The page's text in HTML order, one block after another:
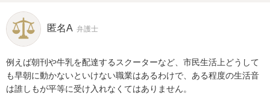
匿名A 弁護士
例えば朝刊や牛乳を配達するスクーターなど、市民生活上どうして
も早朝に動かないといけない職業はあるわけで、ある程度の生活音
は誰しもが平等に受け入れなくてはありません。